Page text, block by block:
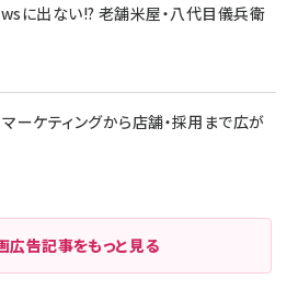
に出ない!? 老舗米屋・八代目儀兵衛
マーケティングから店舗・採用まで広が
広告記事をもっと見る